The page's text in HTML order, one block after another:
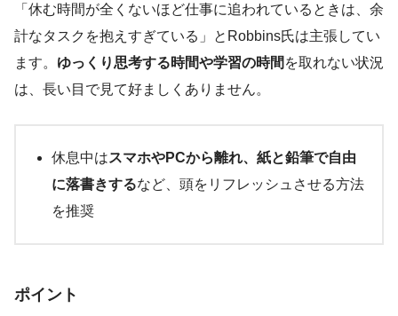
「休む時間が全くないほど仕事に追われているときは、余
計なタスクを抱えすぎている」とRobbins氏は主張してい
ます。 ゆっくり思考する時間や学習の時間 を取れない状況
は、長い目で見て好ましくありません。
休息中はスマホやPCから離れ、紙と鉛筆で自由
に落書きするなど、頭をリフレッシュさせる方法
を推奨
ポイント